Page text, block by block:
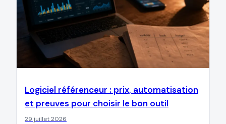
Logiciel référenceur : prix, automatisation
et preuves pour choisir le bon outil
29 juillet 2026